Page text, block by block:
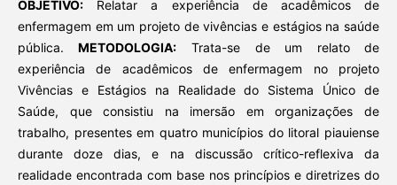
OBJETIVO:Relatar a experiência de acadêmicos de
enfermagem em um projeto de vivências e estágios na saúde
pública.METODOLOGIA: Trata-se de um relato de
experiência de acadêmicos de enfermagem no projeto
Vivências e Estágios na Realidade do Sistema Único de
Saúde, que consistiu na imersão em organizações de
trabalho, presentes em quatro municípios do litoral piauiense
durante doze dias, e na discussão crítico-reflexiva da
realidade encontrada com base nos princípios e diretrizes do